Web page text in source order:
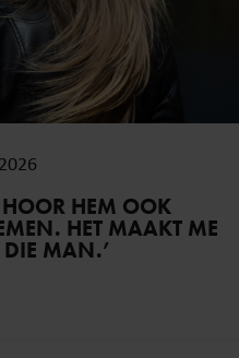
HEM OOK
HET MAAKT ME
MAN.’